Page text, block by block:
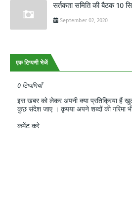
सर्तकता समिति की बैठक 10
September 02, 2020
एक टिप्पणी भेजें
0 टिप्पणियाँ
इस खबर को लेकर अपनी क्या प्रतिक्रिया हैं
कुछ संदेश जाए । कृपया अपने शब्दों की गरिमा
कमेंट करे